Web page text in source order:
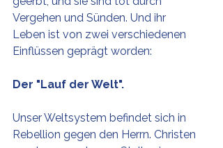
Vergehen und Sünden. Und ihr
Leben ist von zwei verschiedenen
Einflüssen geprägt worden:
Der "Lauf der Welt".
Unser Weltsystem befindet sich in
Rebellion gegen den Herrn. Christen